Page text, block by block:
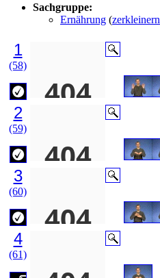
Sachgruppe:
Ernährung (zerkleinern
1
(58)
2
(59)
3
(60)
4
(61)